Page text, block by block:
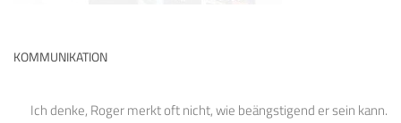
KOMMUNIKATION
Ich denke, Roger merkt oft nicht, wie beängstigend er sein kann.